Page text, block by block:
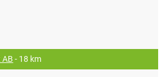
AB - 18 km